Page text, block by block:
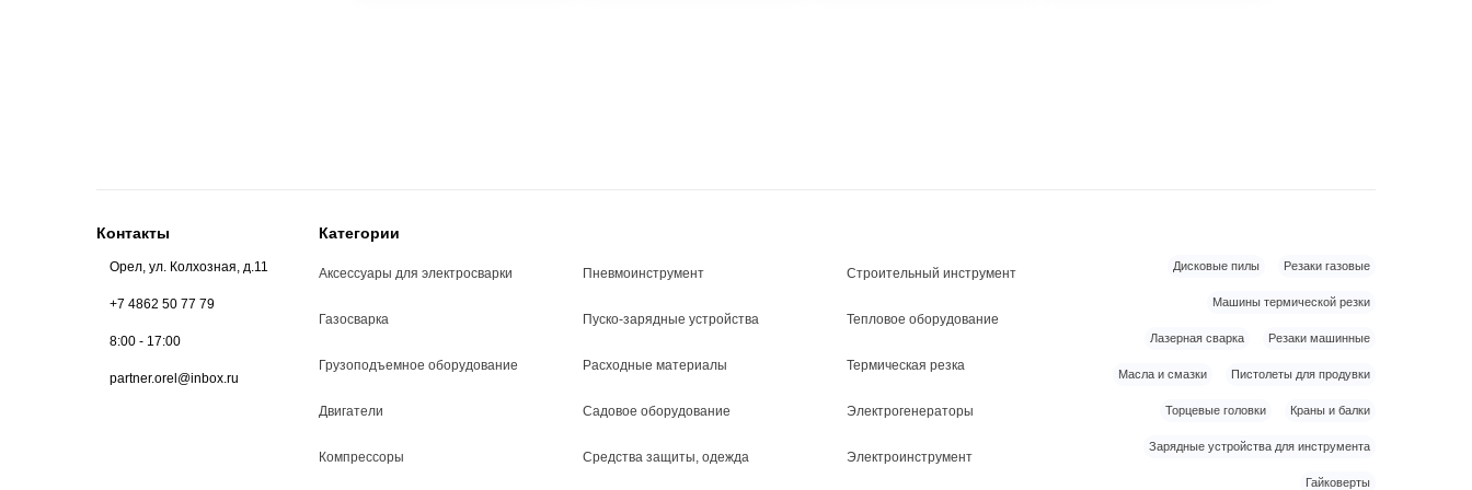
Контакты
Орел, ул. Колхозная, д.11
+7 4862 50 77 79
8:00 - 17:00
partner.orel@inbox.ru
Категории
Аксессуары для электросварки
Газосварка
Грузоподъемное оборудование
Двигатели
Компрессоры
Пневмоинструмент
Пуско-зарядные устройства
Расходные материалы
Садовое оборудование
Средства защиты, одежда
Строительный инструмент
Тепловое оборудование
Термическая резка
Электрогенераторы
Электроинструмент
Дисковые пилы Резаки газовые
Машины термической резки
Лазерная сварка Резаки машинные
Масла и смазки Пистолеты для продувки
Торцевые головки Краны и балки
Зарядные устройства для инструмента
Гайковерты